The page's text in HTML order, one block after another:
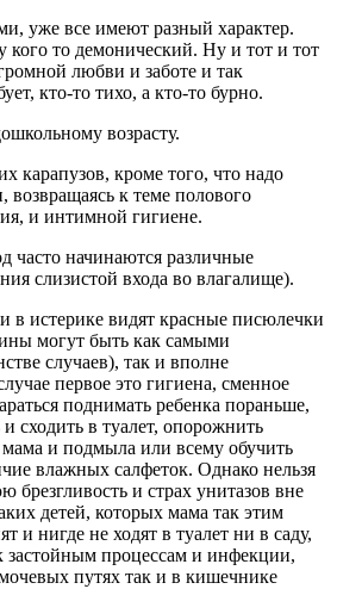
уже все имеют разный характер.
кого то демонический. Ну и тот и тот
любви и заботе и так
кто-то тихо, а кто-то бурно.
возрасту.
карапузов, кроме того, что надо
возвращаясь к теме полового
и интимной гигиене.
часто начинаются различные
слизистой входа во влагалище).
в истерике видят красные писюлечки
могут быть как самыми
случаев), так и вполне
первое это гигиена, сменное
поднимать ребенка пораньше,
сходить в туалет, опорожнить
и подмыла или всему обучить
влажных салфеток. Однако нельзя
и страх унитазов вне
детей, которых мама так этим
и нигде не ходят в туалет ни в саду,
застойным процессам и инфекции,
путях так и в кишечнике